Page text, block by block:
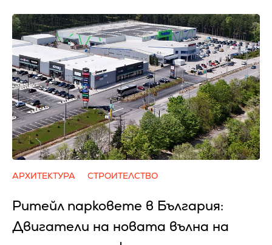
АРХИТЕКТУРА СТРОИТЕЛСТВО
Ритейл парковете в България:
Двигатели на новата вълна на